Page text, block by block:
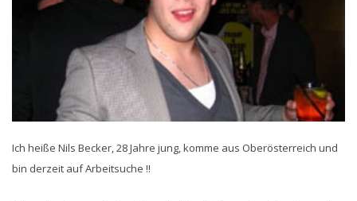
Ich heiße Nils Becker, 28 Jahre jung, komme aus Oberösterreich und
bin derzeit auf Arbeitsuche !!